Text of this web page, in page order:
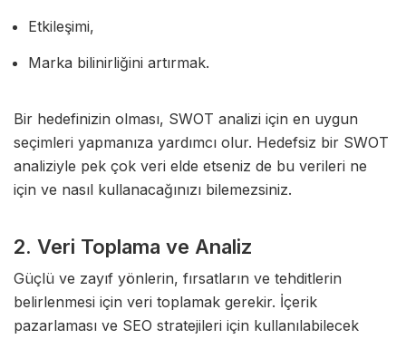
Etkileşimi,
Marka bilinirliğini artırmak.
Bir hedefinizin olması, SWOT analizi için en uygun
seçimleri yapmanıza yardımcı olur. Hedefsiz bir SWOT
analiziyle pek çok veri elde etseniz de bu verileri ne
için ve nasıl kullanacağınızı bilemezsiniz.
2. Veri Toplama ve Analiz
Güçlü ve zayıf yönlerin, fırsatların ve tehditlerin
belirlenmesi için veri toplamak gerekir. İçerik
pazarlaması ve SEO stratejileri için kullanılabilecek